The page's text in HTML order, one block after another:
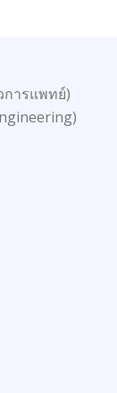
ารแพทย์)